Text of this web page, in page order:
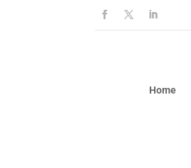
Home